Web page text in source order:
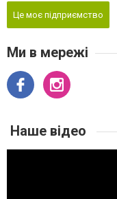
Це моє підприємство
Ми в мережі
Наше відео